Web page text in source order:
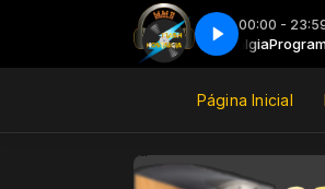
00:00 -
com DJ FlashNostalgiaProgramação
Página Inicial